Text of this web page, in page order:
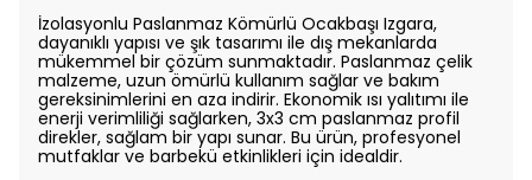
İzolasyonlu Paslanmaz Kömürlü Ocakbaşı Izgara,
dayanıklı yapısı ve şık tasarımı ile dış mekanlarda
mükemmel bir çözüm sunmaktadır. Paslanmaz çelik
malzeme, uzun ömürlü kullanım sağlar ve bakım
gereksinimlerini en aza indirir. Ekonomik ısı yalıtımı ile
enerji verimliliği sağlarken, 3x3 cm paslanmaz profil
direkler, sağlam bir yapı sunar. Bu ürün, profesyonel
mutfaklar ve barbekü etkinlikleri için idealdir.